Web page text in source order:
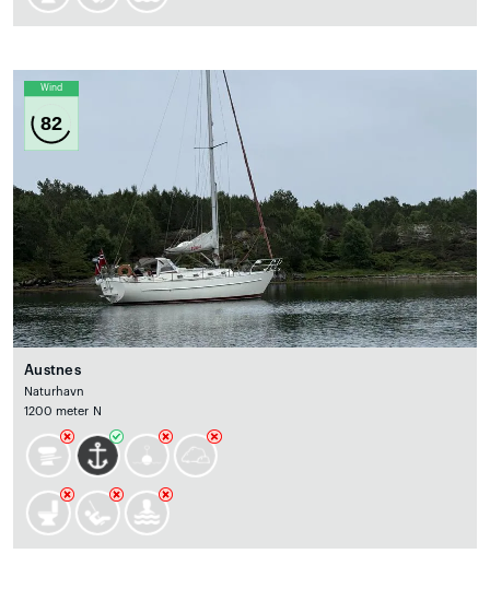
Wind
82
Austnes
Naturhavn
1200 meter N